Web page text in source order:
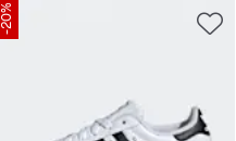
-20%